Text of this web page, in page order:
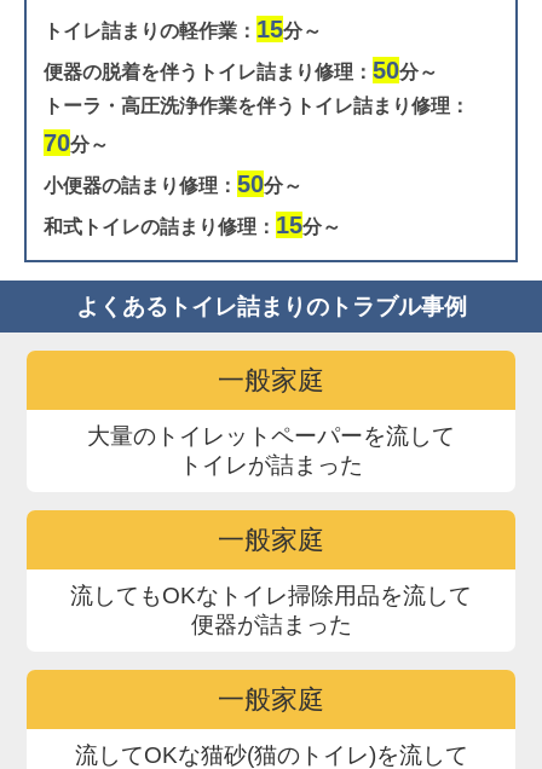
トイレ詰まりの軽作業： 15分～
便器の脱着を伴うトイレ詰まり修理： 50分～
トーラ・高圧洗浄作業を伴うトイレ詰まり修理：
70分～
小便器の詰まり修理： 50分～
和式トイレの詰まり修理： 15分～
よくあるトイレ詰まりのトラブル事例
一般家庭
大量のトイレットペーパーを流して
トイレが詰まった
一般家庭
流してもOKなトイレ掃除用品を流して
便器が詰まった
一般家庭
流してOKな猫砂(猫のトイレ)を流して